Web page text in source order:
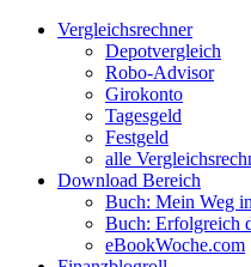
Zum
Facebook
Twitter
Instagram
Pinterest
YouTubeVergleichsrechner
Depotvergleich
Robo-Advisor
Girokonto
Tagesgeld
Festgeld
alle
Download Bereich
Buch: Mein Weg
Buch: Erfolgreich
eBookWoche.com